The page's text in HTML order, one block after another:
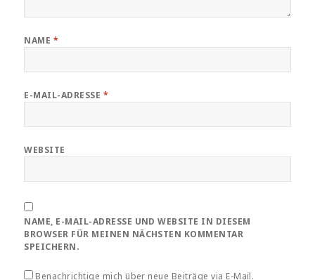
NAME *
E-MAIL-ADRESSE *
WEBSITE
NAME, E-MAIL-ADRESSE UND WEBSITE IN DIESEM
BROWSER FÜR MEINEN NÄCHSTEN KOMMENTAR
SPEICHERN.
Benachrichtige mich über neue Beiträge via E-Mail.